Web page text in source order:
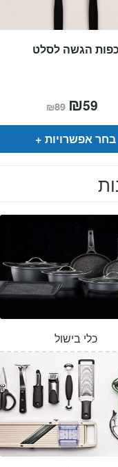
כפות הגשה לסלט
₪89 המחיר
המקורי
היה:
₪89.
₪59
בחר אפשרויות
כלי בישול